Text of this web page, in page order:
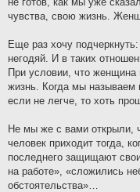
чувства, свою жизнь.
Еще раз хочу
негодяй. И в таких
При условии, что женщина
жизнь. Когда мы называем
если не легче, то хоть
Не мы же с вами открыли,
человек приходит тогда,
последнего защищают
на работе», «сложились
обстоятельства»…